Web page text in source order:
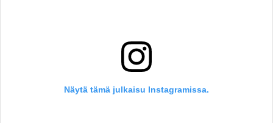
Näytä tämä julkaisu Instagramissa.